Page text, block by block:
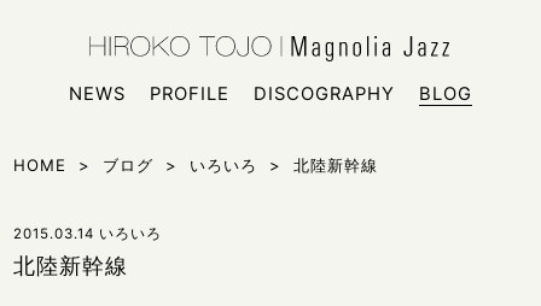
NEWS
PROFILE DISCOGRAPHY BLOG
HOME > ブログ > いろいろ > 北陸新幹線
2015.03.14 いろいろ
北陸新幹線